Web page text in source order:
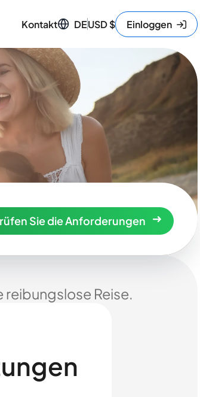
Kontakt DEUSD$ Einloggen
Sie die Anforderungen
Reise.